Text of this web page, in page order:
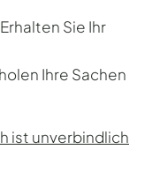
Sie Ihr
Ihre Sachen
ist unverbindlich